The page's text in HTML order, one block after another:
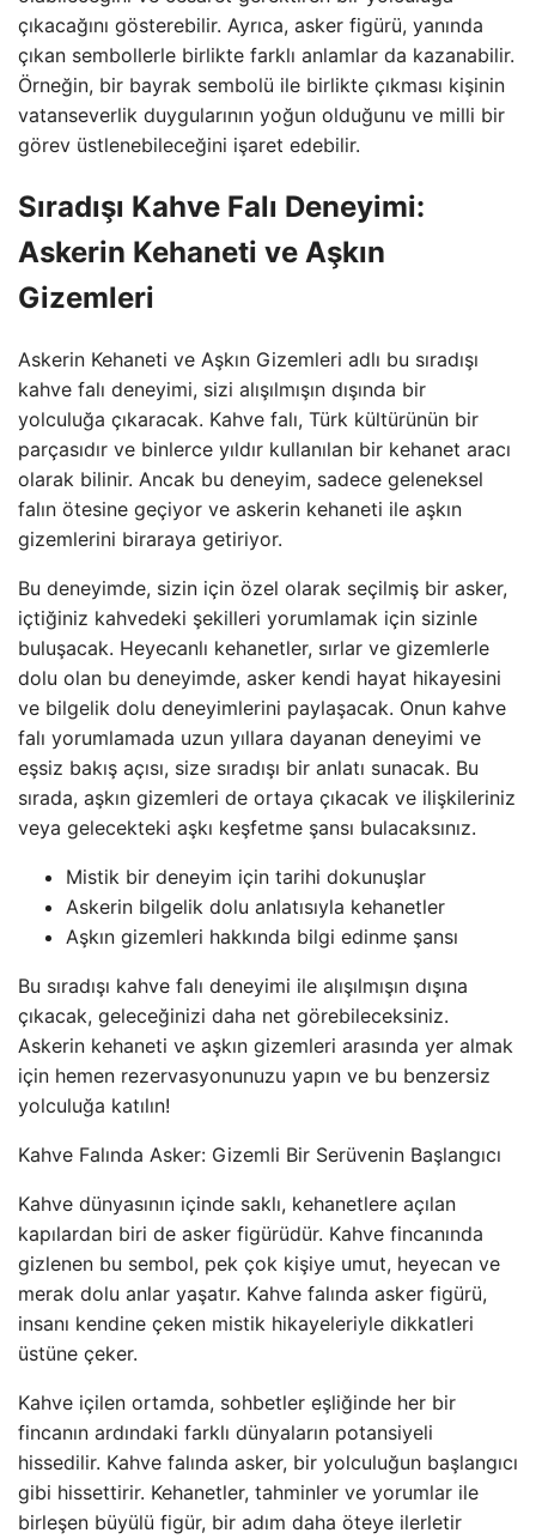
çıkacağını gösterebilir. Ayrıca, asker figürü, yanında
çıkan sembollerle birlikte farklı anlamlar da kazanabilir.
Örneğin, bir bayrak sembolü ile birlikte çıkması kişinin
vatanseverlik duygularının yoğun olduğunu ve milli bir
görev üstlenebileceğini işaret edebilir.
Sıradışı Kahve Falı Deneyimi:
Askerin Kehaneti ve Aşkın
Gizemleri
Askerin Kehaneti ve Aşkın Gizemleri adlı bu sıradışı
kahve falı deneyimi, sizi alışılmışın dışında bir
yolculuğa çıkaracak. Kahve falı, Türk kültürünün bir
parçasıdır ve binlerce yıldır kullanılan bir kehanet aracı
olarak bilinir. Ancak bu deneyim, sadece geleneksel
falın ötesine geçiyor ve askerin kehaneti ile aşkın
gizemlerini biraraya getiriyor.
Bu deneyimde, sizin için özel olarak seçilmiş bir asker,
içtiğiniz kahvedeki şekilleri yorumlamak için sizinle
buluşacak. Heyecanlı kehanetler, sırlar ve gizemlerle
dolu olan bu deneyimde, asker kendi hayat hikayesini
ve bilgelik dolu deneyimlerini paylaşacak. Onun kahve
falı yorumlamada uzun yıllara dayanan deneyimi ve
eşsiz bakış açısı, size sıradışı bir anlatı sunacak. Bu
sırada, aşkın gizemleri de ortaya çıkacak ve ilişkileriniz
veya gelecekteki aşkı keşfetme şansı bulacaksınız.
Mistik bir deneyim için tarihi dokunuşlar
Askerin bilgelik dolu anlatısıyla kehanetler
Aşkın gizemleri hakkında bilgi edinme şansı
Bu sıradışı kahve falı deneyimi ile alışılmışın dışına
çıkacak, geleceğinizi daha net görebileceksiniz.
Askerin kehaneti ve aşkın gizemleri arasında yer almak
için hemen rezervasyonunuzu yapın ve bu benzersiz
yolculuğa katılın!
Kahve Falında Asker: Gizemli Bir Serüvenin Başlangıcı
Kahve dünyasının içinde saklı, kehanetlere açılan
kapılardan biri de asker figürüdür. Kahve fincanında
gizlenen bu sembol, pek çok kişiye umut, heyecan ve
merak dolu anlar yaşatır. Kahve falında asker figürü,
insanı kendine çeken mistik hikayeleriyle dikkatleri
üstüne çeker.
Kahve içilen ortamda, sohbetler eşliğinde her bir
fincanın ardındaki farklı dünyaların potansiyeli
hissedilir. Kahve falında asker, bir yolculuğun başlangıcı
gibi hissettirir. Kehanetler, tahminler ve yorumlar ile
birleşen büyülü figür, bir adım daha öteye ilerletir